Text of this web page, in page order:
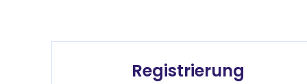
Registrierung